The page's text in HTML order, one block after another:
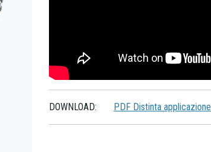
DOWNLOAD: PDF Distinta applicazione